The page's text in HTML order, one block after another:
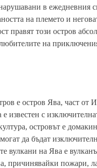
в ежедневния
на племето и
правят този остров
на
е остров Ява, част от
известен с
островът е
да бъдат
вулкани на Ява е
причинявайки пожари,